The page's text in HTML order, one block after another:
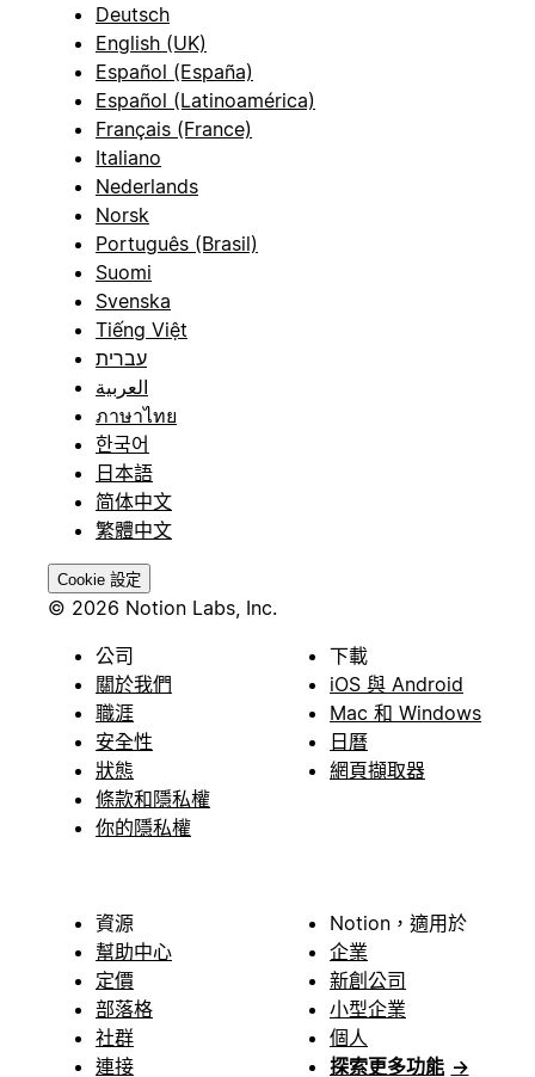
Deutsch
English (UK)
Español (España)
Español (Latinoamérica)
Français (France)
Italiano
Nederlands
Norsk
Português (Brasil)
Suomi
Svenska
Tiếng Việt
עברית
العربية
ภาษาไทย
한국어
日本語
简体中文
繁體中文
Cookie 設定
© 2026 Notion Labs, Inc.
公司
關於我們
職涯
安全性
狀態
條款和隱私權
你的隱私權
下載
iOS 與 Android
Mac 和 Windows
日曆
網頁擷取器
資源
幫助中心
定價
部落格
社群
連接
Notion，適用於
企業
新創公司
小型企業
個人
探索更多功能 →